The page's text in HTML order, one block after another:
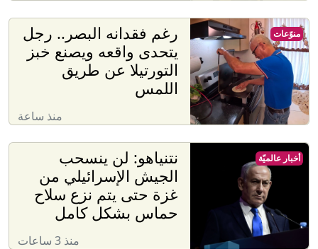
رغم فقدانه البصر.. رجل
يتحدى واقعه ويصنع خبز
التورتيلا عن طريق
اللمس
منذ ساعة
منوّعات
نتنياهو: لن ينسحب
الجيش الإسرائيلي من
غزة حتى يتم نزع سلاح
حماس بشكل كامل
منذ 3 ساعات
أخبار عالميّة